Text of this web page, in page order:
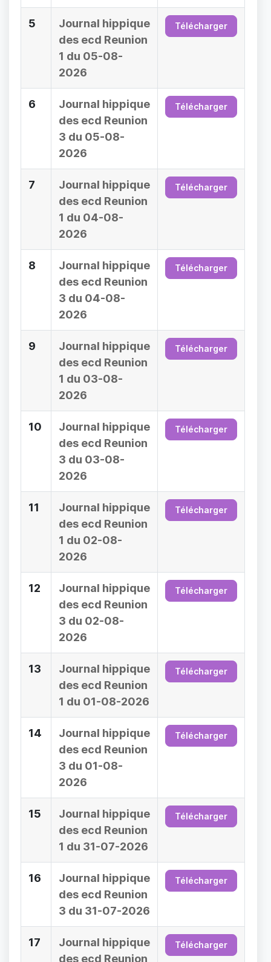
5
Journal hippique
des ecd Reunion
1 du 05-08-
2026
Télécharger
6
Journal hippique
des ecd Reunion
3 du 05-08-
2026
Télécharger
7
Journal hippique
des ecd Reunion
1 du 04-08-
2026
Télécharger
8
Journal hippique
des ecd Reunion
3 du 04-08-
2026
Télécharger
9
Journal hippique
des ecd Reunion
1 du 03-08-
2026
Télécharger
10
Journal hippique
des ecd Reunion
3 du 03-08-
2026
Télécharger
11
Journal hippique
des ecd Reunion
1 du 02-08-
2026
Télécharger
12
Journal hippique
des ecd Reunion
3 du 02-08-
2026
Télécharger
13
Journal hippique
des ecd Reunion
1 du 01-08-2026
Télécharger
14
Journal hippique
des ecd Reunion
3 du 01-08-
2026
Télécharger
15
Journal hippique
des ecd Reunion
1 du 31-07-2026
Télécharger
16
Journal hippique
des ecd Reunion
3 du 31-07-2026
Télécharger
17
Journal hippique
des ecd Reunion
Télécharger